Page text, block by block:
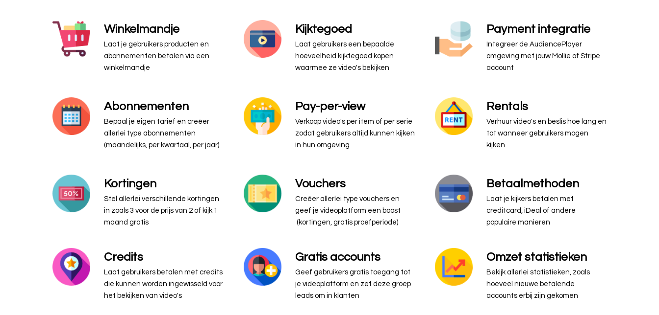
Winkelmandje
Laat je gebruikers producten en
abonnementen betalen via een
winkelmandje
Kijktegoed
Laat gebruikers een bepaalde
hoeveelheid kijktegoed kopen
waarmee ze video's bekijken
Payment integratie
Integreer de AudiencePlayer
omgeving met jouw Mollie of Stripe
account
Abonnementen
Bepaal je eigen tarief en creëer
allerlei type abonnementen
(maandelijks, per kwartaal, per jaar)
Pay-per-view
Verkoop video's per item of per serie
zodat gebruikers altijd kunnen kijken
in hun omgeving
Rentals
Verhuur video's en beslis hoe lang en
tot wanneer gebruikers mogen
kijken
Kortingen
Stel allerlei verschillende kortingen
in zoals 3 voor de prijs van 2 of kijk 1
maand gratis
Vouchers
Creëer allerlei type vouchers en
geef je videoplatform een boost
(kortingen, gratis proefperiode)
Betaalmethoden
Laat je kijkers betalen met
creditcard, iDeal of andere
populaire manieren
Credits
Laat gebruikers betalen met credits
die kunnen worden ingewisseld voor
het bekijken van video's
Gratis accounts
Geef gebruikers gratis toegang tot
je videoplatform en zet deze groep
leads om in klanten
Omzet statistieken
Bekijk allerlei statistieken, zoals
hoeveel nieuwe betalende
accounts erbij zijn gekomen